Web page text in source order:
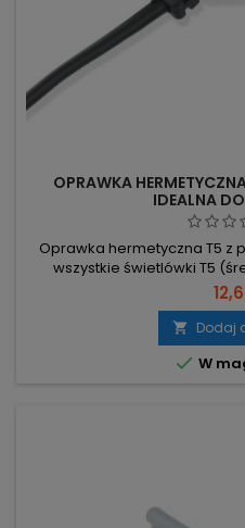
OPRAWKA
IDEALNA
Oprawka hermetyczna T5 z
wszystkie świetlówki T5
ochrony IP44. Gotowa do
m. Kompatybilność: pasuje
(średnica 16 mm) —
ochrony: IP44 — ochrona
korpus
 Dodaj
 W